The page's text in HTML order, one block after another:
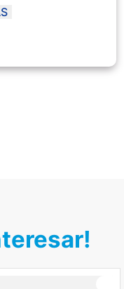
que
ideal para el
detalle encantador